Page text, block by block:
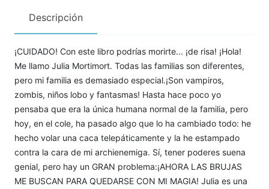
Descripción
¡CUIDADO! Con este libro podrías morirte... ¡de risa! ¡Hola!
Me llamo Julia Mortimort. Todas las familias son diferentes,
pero mi familia es demasiado especial.¡Son vampiros,
zombis, niños lobo y fantasmas! Hasta hace poco yo
pensaba que era la única humana normal de la familia, pero
hoy, en el cole, ha pasado algo que lo ha cambiado todo: he
hecho volar una caca telepáticamente y la he estampado
contra la cara de mi archienemiga. Sí, tener poderes suena
genial, pero hay un GRAN problema:¡AHORA LAS BRUJAS
ME BUSCAN PARA QUEDARSE CON MI MAGIA! Julia es una